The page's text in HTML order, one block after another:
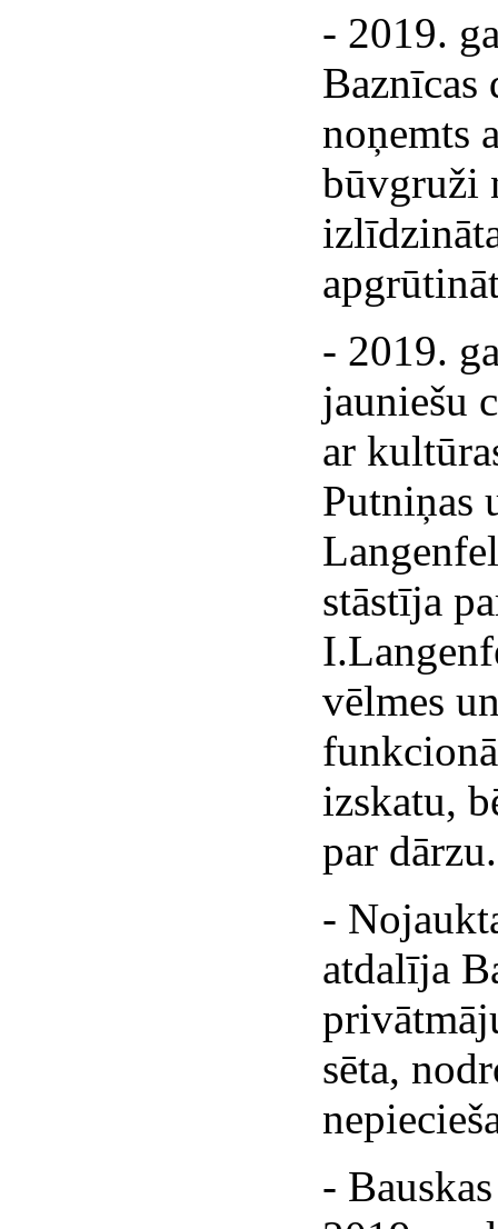
- 2019.
noņemts
būvgruži
- 2019.
jauniešu
ar
Putniņas
stāstīja
vēlmes
izskatu,
par dārzu.
-
atdalīja
sēta,
-